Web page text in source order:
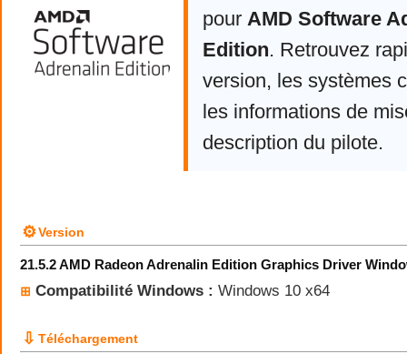
pour AMD Software
Edition. Retrouvez
version, les systèmes
les informations de
description du pilote.
⚙Version
21.5.2 AMD Radeon Adrenalin Edition Graphics Driver
⊞ Compatibilité Windows : Windows 10 x64
⇩ Téléchargement